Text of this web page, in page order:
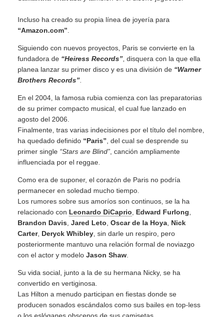
Incluso ha creado su propia línea de joyería para
“Amazon.com”
Siguiendo con nuevos proyectos, Paris se convierte en la
fundadora de “Heiress Records” , disquera con la que ella
planea lanzar su primer disco y es una división de “Warner
Brothers Records”
En el 2004, la famosa rubia comienza con las preparatorias
de su primer compacto musical, el cual fue lanzado en
agosto del 2006.
Finalmente, tras varias indecisiones por el título del nombre,
ha quedado definido “Paris” , del cual se desprende su
primer single “Stars are Blind” , canción ampliamente
influenciada por el reggae.
Como era de suponer, el corazón de Paris no podría
permanecer en soledad mucho tiempo.
Los rumores sobre sus amoríos son continuos, se la ha
relacionado con Leonardo DiCaprio Edward Furlong
Brandon Davis Jared Leto Oscar de la Hoya Nick
Carter, Deryck Whibley , sin darle un respiro, pero
posteriormente mantuvo una relación formal de noviazgo
con el actor y modelo Jason Shaw
Su vida social, junto a la de su hermana Nicky, se ha
convertido en vertiginosa.
Las Hilton a menudo participan en fiestas donde se
producen sonados escándalos como sus bailes en top-less